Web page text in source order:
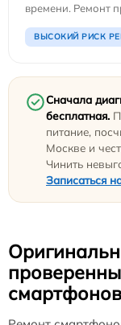
времени. Ремонт
ВЫСОКИЙ РИСК
Сначала
бесплатная.
питание,
Москве и
Чинить
Записаться